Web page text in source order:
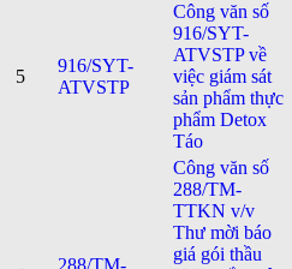
5
916/SYT-
ATVSTP
Công văn số
916/SYT-
ATVSTP về
việc giám sát
sản phẩm thực
phẩm Detox
Táo
288/TM-
Công văn số
288/TM-
TTKN v/v
Thư mời báo
giá gói thầu